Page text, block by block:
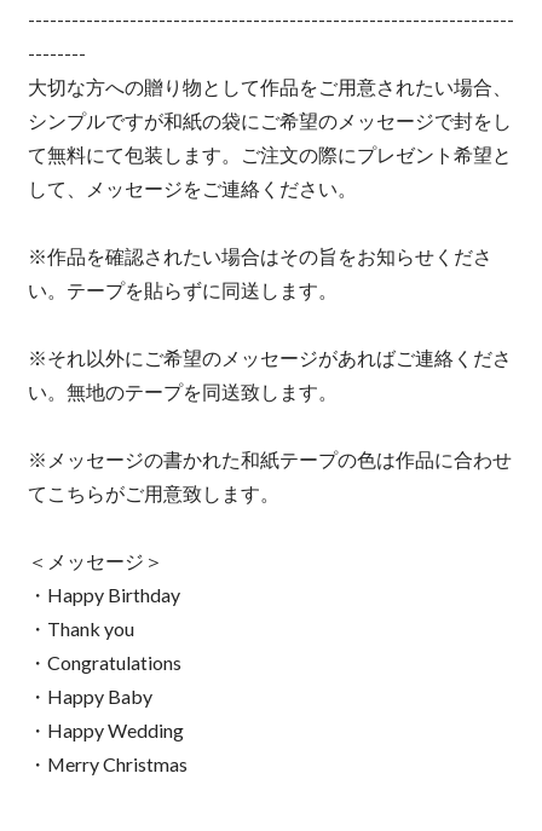
-------------------------------------------------------------------
--------
大切な方への贈り物として作品をご用意されたい場合、
シンプルですが和紙の袋にご希望のメッセージで封をし
て無料にて包装します。ご注文の際にプレゼント希望と
して、メッセージをご連絡ください。
※作品を確認されたい場合はその旨をお知らせくださ
い。テープを貼らずに同送します。
※それ以外にご希望のメッセージがあればご連絡くださ
い。無地のテープを同送致します。
※メッセージの書かれた和紙テープの色は作品に合わせ
てこちらがご用意致します。
＜メッセージ＞
・Happy Birthday
・Thank you
・Congratulations
・Happy Baby
・Happy Wedding
・Merry Christmas